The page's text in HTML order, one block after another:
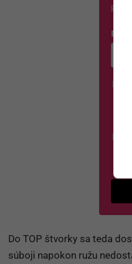
E-
Do TOP štvorky sa teda
súboji napokon ružu